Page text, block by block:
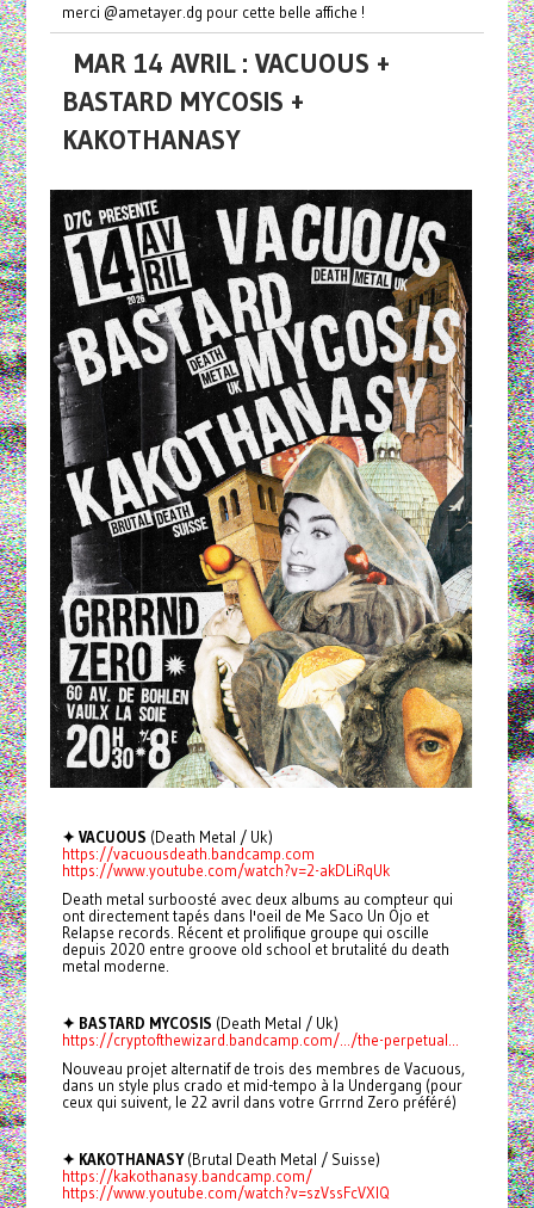
merci @ametayer.dg pour cette belle affiche !
MAR 14 AVRIL : VACUOUS +
BASTARD MYCOSIS +
KAKOTHANASY
✦ VACUOUS (Death Metal / Uk)
https://vacuousdeath.bandcamp.com
https://www.youtube.com/watch?v=2-akDLiRqUk
Death metal surboosté avec deux albums au compteur qui
ont directement tapés dans l'oeil de Me Saco Un Ojo et
Relapse records. Récent et prolifique groupe qui oscille
depuis 2020 entre groove old school et brutalité du death
metal moderne.
✦ BASTARD MYCOSIS (Death Metal / Uk)
https://cryptofthewizard.bandcamp.com/.../the-perpetual...
Nouveau projet alternatif de trois des membres de Vacuous,
dans un style plus crado et mid-tempo à la Undergang (pour
ceux qui suivent, le 22 avril dans votre Grrrnd Zero préféré)
✦ KAKOTHANASY(Brutal Death Metal / Suisse)
https://kakothanasy.bandcamp.com/
https://www.youtube.com/watch?v=szVssFcVXIQ